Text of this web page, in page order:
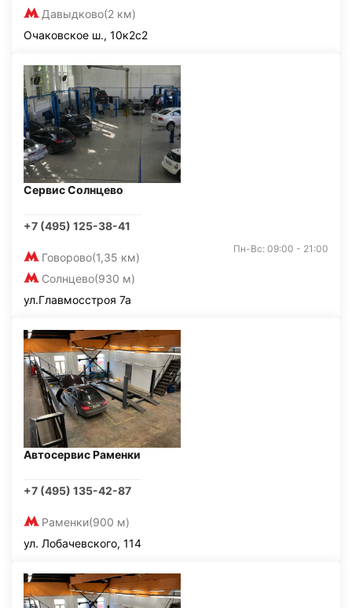
Давыдково(2 км)
Очаковское ш., 10к2с2
Сервис Солнцево
+7 (495) 125-38-41
Говорово(1,35 км)
Солнцево(930 м)
Пн-Вс: 09:00 - 21:00
ул.Главмосстроя 7а
Автосервис Раменки
+7 (495) 135-42-87
Раменки(900 м)
ул. Лобачевского, 114